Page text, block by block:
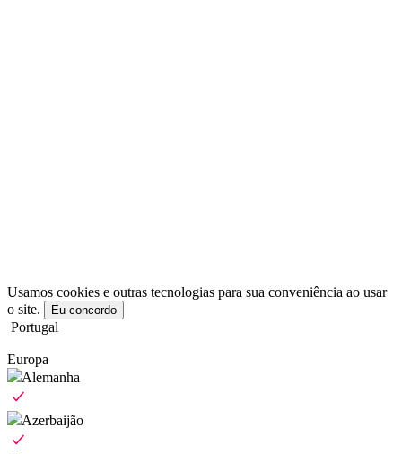
Usamos cookies e outras tecnologias para sua conveniência ao usar
o site.
Eu concordo
Portugal
Europa
Alemanha
Azerbaijão